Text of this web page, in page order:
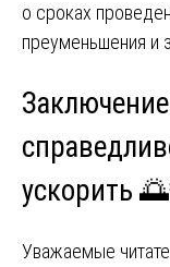
о сроках
преуменьшения и
ускорить
Уважаемые